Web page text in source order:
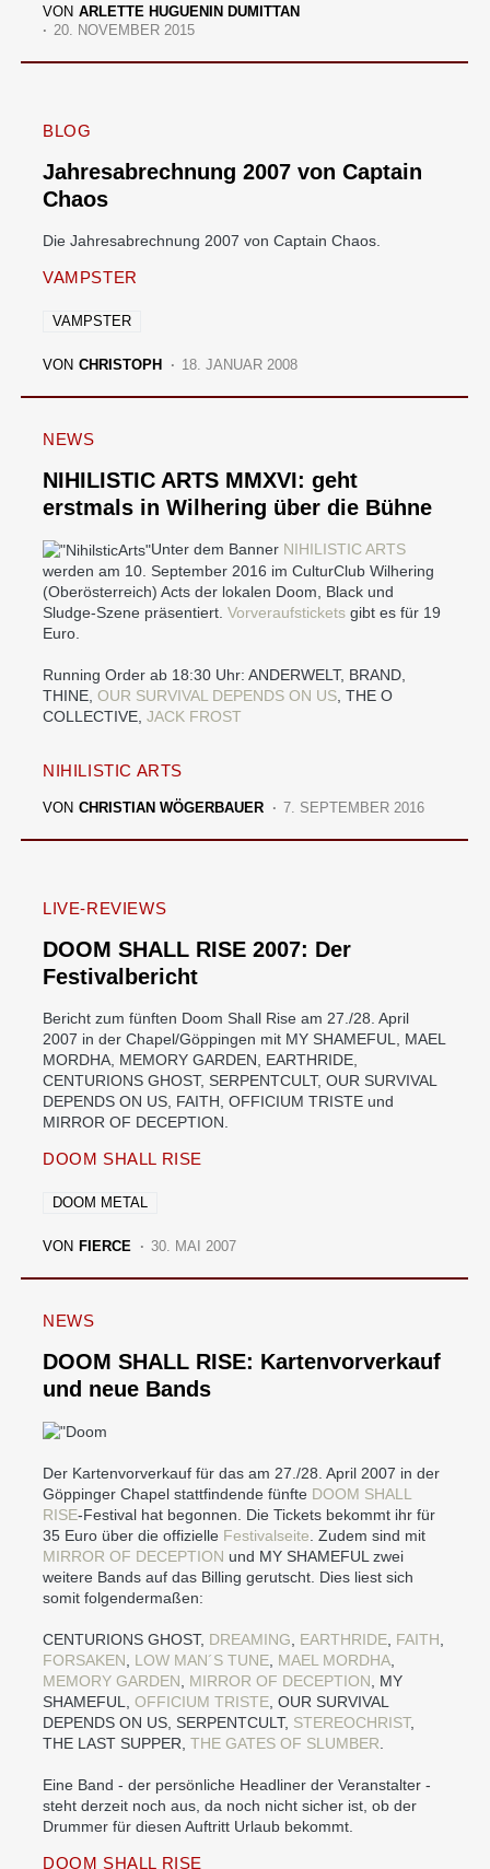
VON ARLETTE HUGUENIN DUMITTAN
20. NOVEMBER 2015
BLOG
Jahresabrechnung 2007 von Captain
Chaos
Die Jahresabrechnung 2007 von Captain Chaos.
VAMPSTER
VAMPSTER
VON CHRISTOPH 18. JANUAR 2008
NEWS
NIHILISTIC ARTS MMXVI: geht
erstmals in Wilhering über die Bühne
Unter dem Banner NIHILISTIC ARTS
werden am 10. September 2016 im CulturClub Wilhering
(Oberösterreich) Acts der lokalen Doom, Black und
Sludge-Szene präsentiert. Vorveraufstickets gibt es für 19
Euro.
Running Order ab 18:30 Uhr: ANDERWELT, BRAND,
THINE, OUR SURVIVAL DEPENDS ON US , THE O
COLLECTIVE, JACK FROST
NIHILISTIC ARTS
VON CHRISTIAN WÖGERBAUER 7. SEPTEMBER 2016
LIVE-REVIEWS
DOOM SHALL RISE 2007: Der
Festivalbericht
Bericht zum fünften Doom Shall Rise am 27./28. April
2007 in der Chapel/Göppingen mit MY SHAMEFUL, MAEL
MORDHA, MEMORY GARDEN, EARTHRIDE,
CENTURIONS GHOST, SERPENTCULT, OUR SURVIVAL
DEPENDS ON US, FAITH, OFFICIUM TRISTE und
MIRROR OF DECEPTION.
DOOM SHALL RISE
DOOM METAL
VON FIERCE 30. MAI 2007
NEWS
DOOM SHALL RISE: Kartenvorverkauf
und neue Bands
Der Kartenvorverkauf für das am 27./28. April 2007 in der
Göppinger Chapel stattfindende fünfte DOOM SHALL
RISE-Festival hat begonnen. Die Tickets bekommt ihr für
35 Euro über die offizielle Festivalseite . Zudem sind mit
MIRROR OF DECEPTION und MY SHAMEFUL zwei
weitere Bands auf das Billing gerutscht. Dies liest sich
somit folgendermaßen:
CENTURIONS GHOST, DREAMING EARTHRIDE FAITH
FORSAKEN
LOW MAN´S TUNE MAEL MORDHA
MEMORY GARDEN
MIRROR OF DECEPTION , MY
SHAMEFUL, OFFICIUM TRISTE , OUR SURVIVAL
DEPENDS ON US, SERPENTCULT, STEREOCHRIST,
THE LAST SUPPER, THE GATES OF SLUMBER
Eine Band - der persönliche Headliner der Veranstalter -
steht derzeit noch aus, da noch nicht sicher ist, ob der
Drummer für diesen Auftritt Urlaub bekommt.
DOOM SHALL RISE